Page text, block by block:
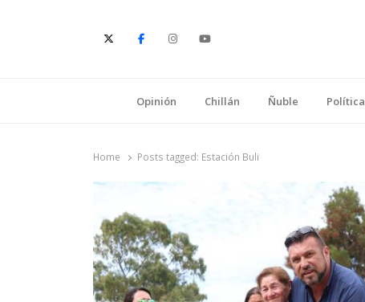
Opinión Chillán Ñuble Política
Home Posts tagged: Estación Buli